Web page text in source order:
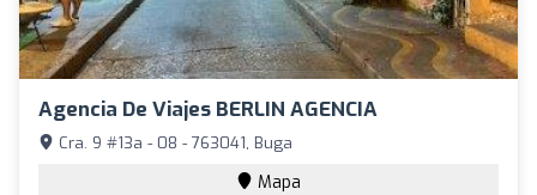
Agencia De Viajes BERLIN AGENCIA
Cra. 9 #13a - 08 - 763041, Buga
Mapa